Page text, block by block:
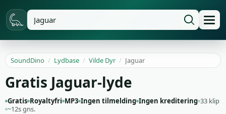
SoundDino / Lydbase / Vilde Dyr / Jaguar
Gratis Jaguar-lyde
Gratis Royaltyfri MP3 Ingen tilmelding Ingen kreditering 33 klip
~12s gns.